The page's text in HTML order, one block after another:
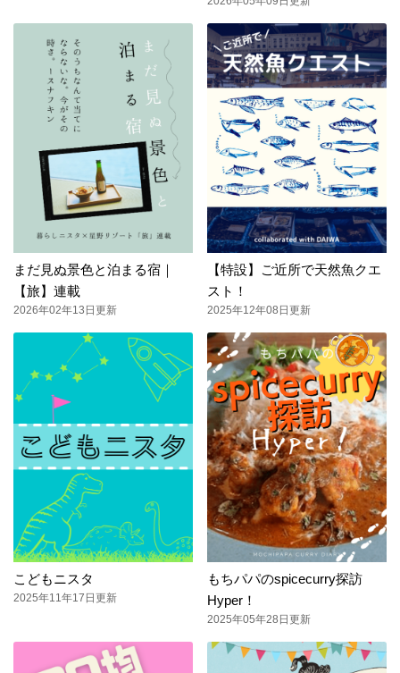
まだ見ぬ景色と泊まる宿｜
【旅】連載
2026年02年13日更新
【特設】ご近所で天然魚クエ
スト！
2025年12年08日更新
こどもニスタ
2025年11年17日更新
もちパパのspicecurry探訪
Hyper！
2025年05年28日更新